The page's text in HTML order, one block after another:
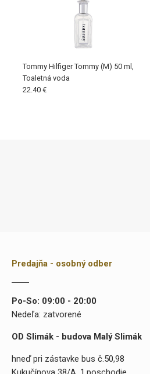
Tommy Hilfiger Tommy (M) 50 ml,
Toaletná voda
22.40 €
Predajňa - osobný odber
Po-So: 09:00 - 20:00
Nedeľa: zatvorené
OD Slimák - budova Malý Slimák
hneď pri zástavke bus č.50,98